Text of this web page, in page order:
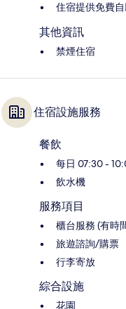
住宿提供免費
其他資訊
禁煙住宿
住宿設施服務
餐飲
每日 07:30 -
飲水機
服務項目
櫃台服務 (有時
旅遊諮詢/購票
行李寄放
綜合設施
花園